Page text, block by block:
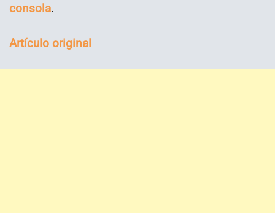
consola.
Artículo original